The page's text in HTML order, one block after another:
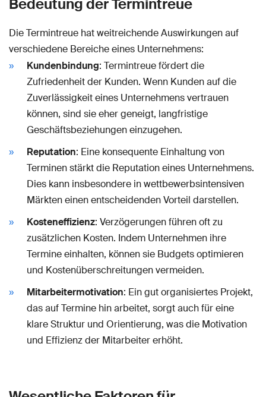
Die Termintreue hat weitreichende Auswirkungen auf
verschiedene Bereiche eines Unternehmens:
Kundenbindung: Termintreue fördert die
Zufriedenheit der Kunden. Wenn Kunden auf die
Zuverlässigkeit eines Unternehmens vertrauen
können, sind sie eher geneigt, langfristige
Geschäftsbeziehungen einzugehen.
Reputation: Eine konsequente Einhaltung von
Terminen stärkt die Reputation eines Unternehmens.
Dies kann insbesondere in wettbewerbsintensiven
Märkten einen entscheidenden Vorteil darstellen.
Kosteneffizienz: Verzögerungen führen oft zu
zusätzlichen Kosten. Indem Unternehmen ihre
Termine einhalten, können sie Budgets optimieren
und Kostenüberschreitungen vermeiden.
Mitarbeitermotivation: Ein gut organisiertes Projekt,
das auf Termine hin arbeitet, sorgt auch für eine
klare Struktur und Orientierung, was die Motivation
und Effizienz der Mitarbeiter erhöht.